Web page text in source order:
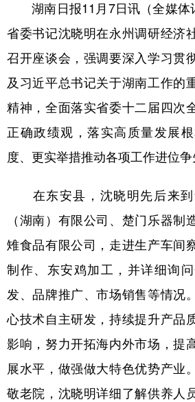
访谈 视频 图
法律 中央文件 金
学术中国 乡村振兴 银龄
城市 旅游 能
彩票 娱乐 时
公益 一带一路 亚
文化产业
地方频道
北京 天津 河北
辽宁 吉林 上
山东 河南 湖
湖南日报11月7日讯（全媒体
省委书记沈晓明在永州调研经济
召开座谈会，强调要深入学习贯
及习近平总书记关于湖南工作的
精神，全面落实省委十二届四次
正确政绩观，落实高质量发展
度、更实举措推动各项工作进位争
在东安县，沈晓明先后来到
（湖南）有限公司、楚门乐器制
雉食品有限公司，走进生产车间
制作、东安鸡加工，并详细询
发、品牌推广、市场销售等情况
心技术自主研发，持续提升产品
影响，努力开拓海内外市场，提
展水平，做强做大特色优势产业
敬老院，沈晓明详细了解供养人